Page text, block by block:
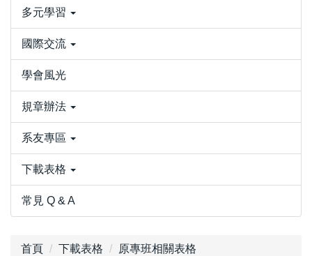
多元學習
國際交流
學會風光
規章辦法
系友專區
下載表格
常見 Q & A
首頁 下載表格 原專班相關表格